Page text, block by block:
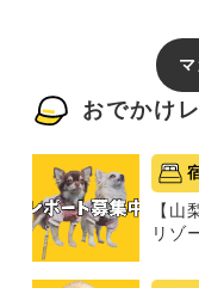
おでかけ
【山
リゾ